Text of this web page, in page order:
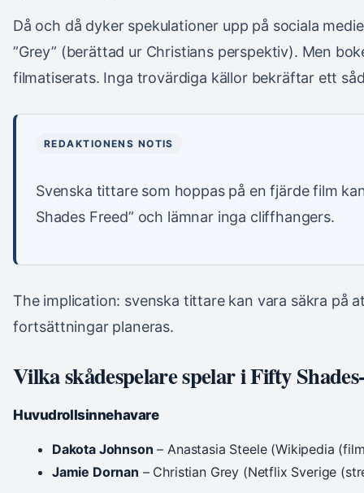
Då och då dyker spekulationer upp på sociala
”Grey” (berättad ur Christians perspektiv). Men
filmatiserats. Inga trovärdiga källor bekräftar ett
REDAKTIONENS NOTIS
Svenska tittare som hoppas på en fjärde film
Shades Freed” och lämnar inga cliffhangers.
The implication: svenska tittare kan vara säkra på
fortsättningar planeras.
Vilka skådespelare spelar i Fifty
Huvudrollsinnehavare
Dakota Johnson – Anastasia Steele (Wikipedia
Jamie Dornan – Christian Grey (Netflix Sverige